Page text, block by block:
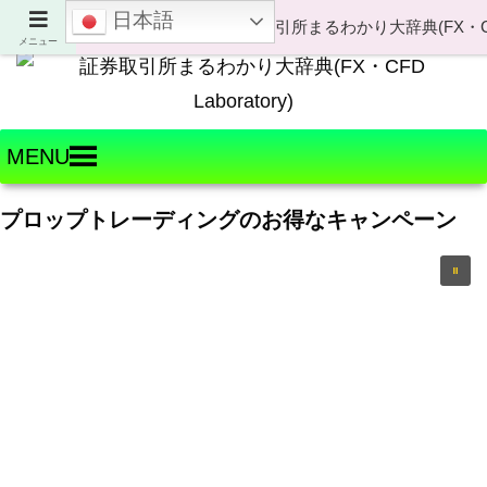
Welcome to FX・CFD Laboratory!
MENU
プロップトレーディングのお得なキャンペーン
メニュー
日本語